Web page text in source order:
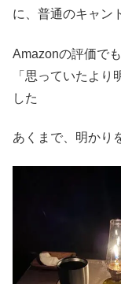
に、普通のキャン
Amazonの評価で
「思っていたよ
した
あくまで、明かり